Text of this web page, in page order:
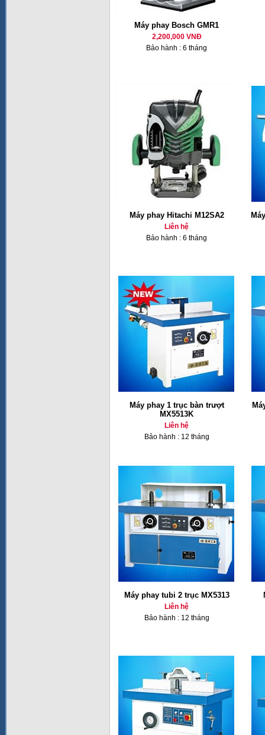
Máy phay Bosch GMR1
2,200,000 VNĐ
Bảo hành : 6 tháng
Máy phay Hitachi M12SA2
Liên hệ
Bảo hành : 6 tháng
Máy phay 1 trục bàn trượt
MX5513K
Liên hệ
Bảo hành : 12 tháng
Máy phay tubi 2 trục MX5313
Liên hệ
Bảo hành : 12 tháng